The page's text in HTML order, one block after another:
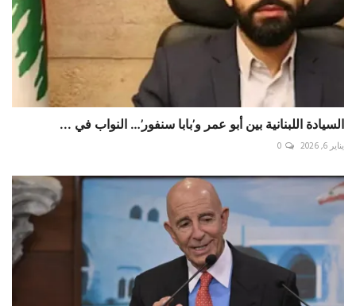
السيادة اللبنانية بين أبو عمر و’بابا سنفور’… النواب في ...
يناير 6, 2026 0